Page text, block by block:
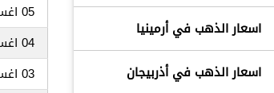
اسعار الذهب في أرمينيا
اسعار الذهب في أذربيجان
05 اغسطس
04 اغسطس
03 اغسطس